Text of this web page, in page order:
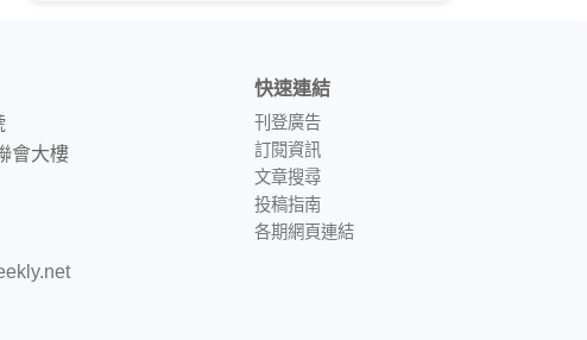
大樓
快速連結
刊登廣告
訂閱資訊
文章搜尋
投稿指南
各期網頁連結